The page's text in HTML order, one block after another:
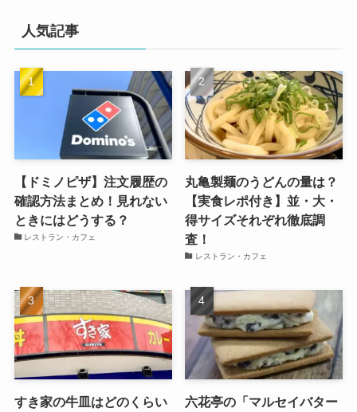
人気記事
【ドミノピザ】注文履歴の
確認方法まとめ！見れない
ときにはどうする？
レストラン・カフェ
丸亀製麺のうどんの量は？
【実食レポ付き】並・大・
得サイズそれぞれ徹底調
査！
レストラン・カフェ
すき家の牛皿はどのくらい
六花亭の「マルセイバター